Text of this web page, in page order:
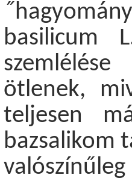
basilicum
ötlenek,
teljesen
bazsalikom